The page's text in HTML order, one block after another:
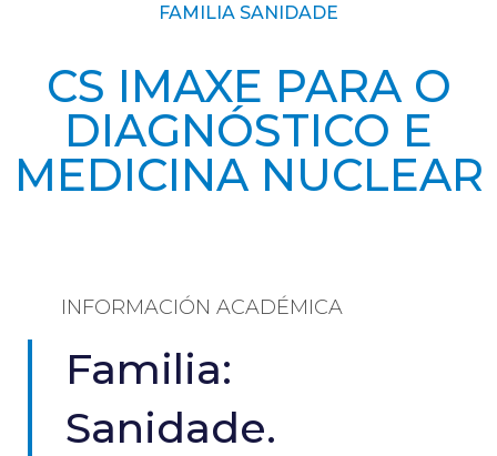
FAMILIA SANIDADE
CS IMAXE PARA O
DIAGNÓSTICO E
MEDICINA NUCLEAR
INFORMACIÓN ACADÉMICA
Familia:
Sanidade.